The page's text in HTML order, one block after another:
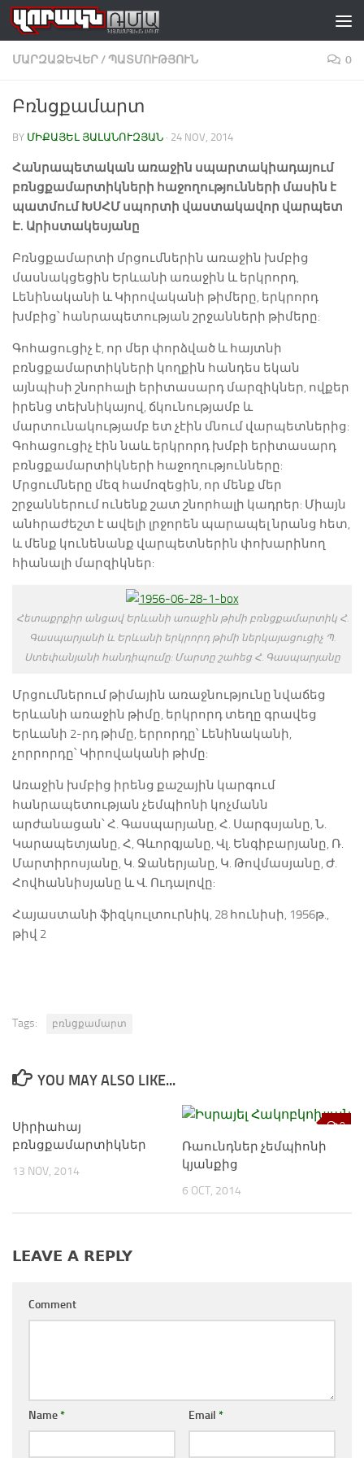
Skip to content
ՄԱՐԶԱՁԵՎԵՐ/ՊԱՏՄՈՒԹՅՈՒՆ 0
Բռնցքամարտ
BY ՄԻՔԱՅԵԼ ՅԱԼԱՆՈՒԶՅԱՆ · 24 NOV, 2014
Հանրապետական առաջին սպարտակիադայում
բռնցքամարտիկների հաջողությունների մասին է
պատմում ԽՍՀՄ սպորտի վաստակավոր վարպետ
Է. Արիստակեսյանը
Բռնցքամարտի մրցումներին առաջին խմբից
մասնակցեցին Երևանի առաջին և երկրորդ,
Լենինականի և Կիրովականի թիմերը, երկրորդ
խմբից՝ հանրապետության շրջանների թիմերը:
Գոհացուցիչ է, որ մեր փորձված և հայտնի
բռնցքամարտիկների կողքին հանդես եկան
այնպիսի շնորհալի երիտասարդ մարզիկներ, ովքեր
իրենց տեխնիկայով, ճկունությամբ և
մարտունակությամբ ետ չէին մնում վարպետներից:
Գոհացուցիչ էին նաև երկրորդ խմբի երիտասարդ
բռնցքամարտիկների հաջողությունները:
Մրցումները մեզ համոզեցին, որ մենք մեր
շրջաններում ունենք շատ շնորհալի կադրեր: Միայն
անհրաժեշտ է ավելի լրջորեն պարապել նրանց հետ,
և մենք կունենանք վարպետներին փոխարինող
հիանալի մարզիկներ:
Հետաքրքիր անցավ Երևանի առաջին թիմի բռնցքամարտիկ Հ.
Գասպարյանի և Երևանի երկրորդ թիմի ներկայացուցիչ Պ.
Ստեփանյանի հանդիպումը: Մարտը շահեց Հ. Գասպարյանը
Մրցումներում թիմային առաջնությունը նվաճեց
Երևանի առաջին թիմը, երկրորդ տեղը գրավեց
Երևանի 2-րդ թիմը, երրորդը՝ Լենինականի,
չորրորդը՝ Կիրովականի թիմը:
Առաջին խմբից իրենց քաշային կարգում
հանրապետության չեմպիոնի կոչմանն
արժանացան՝ Հ. Գասպարյանը, Հ. Սարգսյանը, Ն.
Կարապետյանը, Հ, Գևորգյանը, Վլ. Ենգիբարյանը, Ռ.
Մարտիրոսյանը, Կ. Ջաներյանը, Կ. Թովմասյանը, Ժ.
Հովհաննիսյանը և Վ. Ուդալովը:
Հայաստանի ֆիզկուլտուրնիկ, 28 հունիսի, 1956թ.,
թիվ 2
Tags: բռնցքամարտ
YOU MAY ALSO LIKE...
Սիրիահայ
բռնցքամարտիկներ
13 NOV, 2014
0
Ռաունդներ չեմպիոնի
կյանքից
6 OCT, 2014
LEAVE A REPLY
Comment
Name* Email *